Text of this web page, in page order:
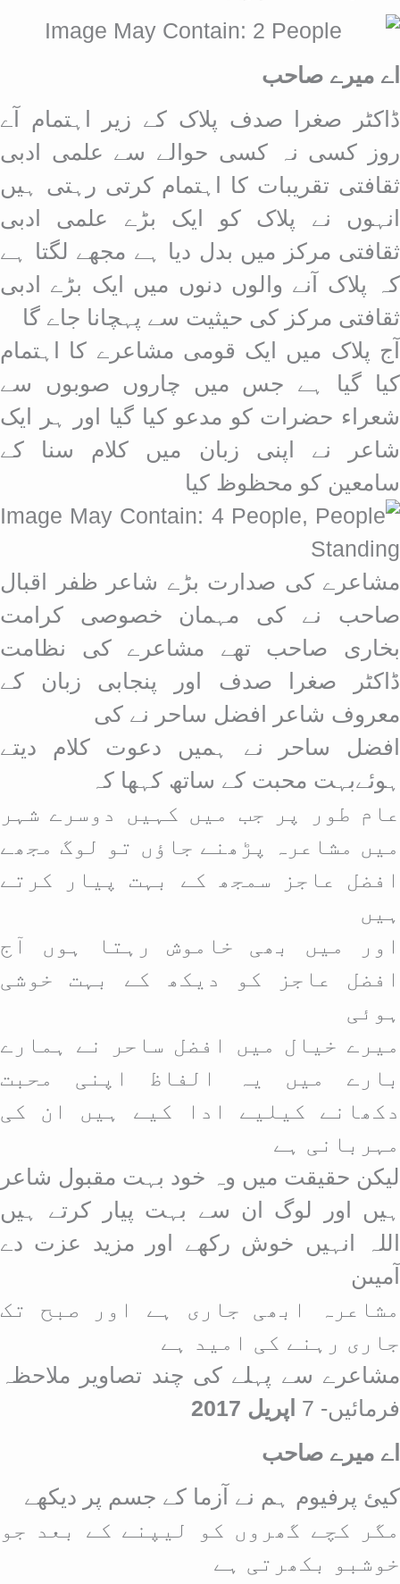
اے میرے صاحب
ڈاکٹر صغرا صدف پلاک کے زیر اہتمام آے
روز کسی نہ کسی حوالے سے علمی ادبی
ثقافتی تقریبات کا اہتمام کرتی رہتی ہیں
انہوں نے پلاک کو ایک بڑے علمی ادبی
ثقافتی مرکز میں بدل دیا ہے مجھے لگتا ہے
کہ پلاک آنے والوں دنوں میں ایک بڑے ادبی
ثقافتی مرکز کی حیثیت سے پہچانا جاے گا
آج پلاک میں ایک قومی مشاعرے کا اہتمام
کیا گیا ہے جس میں چاروں صوبوں سے
شعراء حضرات کو مدعو کیا گیا اور ہر ایک
شاعر نے اپنی زبان میں کلام سنا کے
سامعین کو محظوظ کیا
مشاعرے کی صدارت بڑے شاعر ظفر اقبال
صاحب نے کی مہمان خصوصی کرامت
بخاری صاحب تھے مشاعرے کی نظامت
ڈاکٹر صغرا صدف اور پنجابی زبان کے
معروف شاعر افضل ساحر نے کی
افضل ساحر نے ہمیں دعوت کلام دیتے
ہوئےبہت محبت کے ساتھ کہھا کہ
عام طور پر جب میں کہیں دوسرے شہر
میں مشاعرہ پڑھنے جاؤں تو لوگ مجھے
افضل عاجز سمجھ کے بہت پیار کرتے
ہیں
اور میں بھی خاموش رہتا ہوں آج
افضل عاجز کو دیکھ کے بہت خوشی
ہوئی
میرے خیال میں افضل ساحر نے ہمارے
بارے میں یہ الفاظ اپنی محبت
دکھانے کیلیے ادا کیے ہیں ان کی
مہربانی ہے
لیکن حقیقت میں وہ خود بہت مقبول شاعر
ہیں اور لوگ ان سے بہت پیار کرتے ہیں
اللہ انہیں خوش رکھے اور مزید عزت دے
آمیںن
مشاعرہ ابھی جاری ہے اور صبح تک
جاری رہنے کی امید ہے
مشاعرے سے پہلے کی چند تصاویر ملاحظہ
فرمائیں- 7
اپریل 2017
اے میرے صاحب
کیئ پرفیوم ہم نے آزما کے جسم پر دیکھے
مگر کچے گھروں کو لیپنے کے بعد جو
خوشبو بکھرتی ہے